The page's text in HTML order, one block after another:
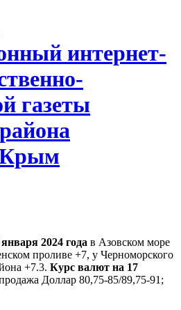
интернет-
газеты
Крым
2024 года в Азовском море
проливе +7, у Черноморского
+7.3. Курс валют на 17
Доллар 80,75-85/89,75-91;